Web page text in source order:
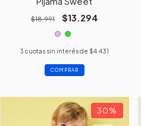
$18.991 $13.294
3 cuotas sin interés de $4.431
COMPRAR
30%